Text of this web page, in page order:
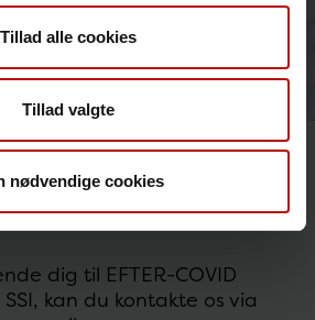
Tillad alle cookies
Tillad valgte
nødvendige cookies
dig til EFTER-COVID
kan du kontakte os via